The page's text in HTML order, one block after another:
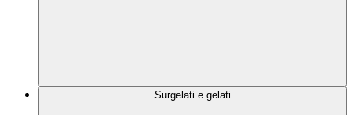
Surgelati e gelati